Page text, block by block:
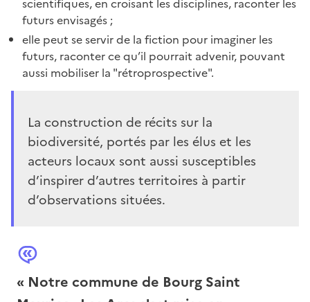
futurs envisagés ;
elle peut se servir de la fiction pour imaginer les
futurs, raconter ce qu’il pourrait advenir, pouvant
aussi mobiliser la "rétroprospective".
La construction de récits sur la
biodiversité, portés par les élus et les
acteurs locaux sont aussi susceptibles
d’inspirer d’autres territoires à partir
d’observations situées.
« Texte
Notre commune de Bourg Saint